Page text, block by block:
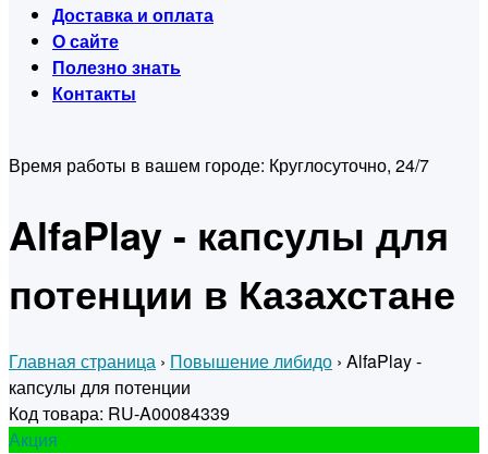
Доставка и оплата
О сайте
Полезно знать
Контакты
Время работы в вашем городе: Круглосуточно, 24/7
AlfaPlay - капсулы для
потенции в Казахстане
Главная страница › Повышение либидо › AlfaPlay -
капсулы для потенции
Код товара: RU-A00084339
Акция